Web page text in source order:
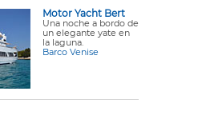
Motor Yacht Bert
Una noche a bordo de
un elegante yate en
la laguna.
Barco Venise